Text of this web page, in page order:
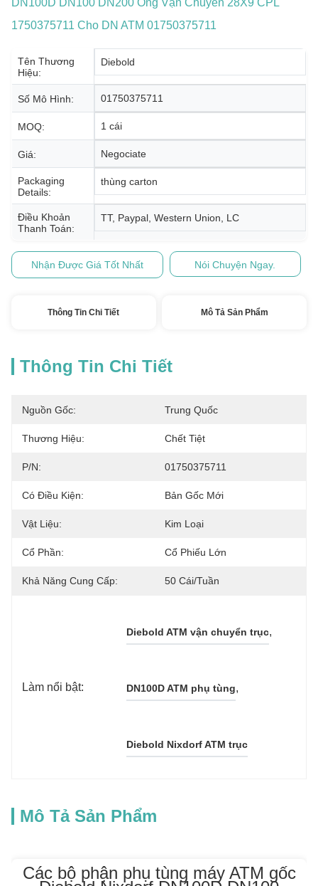
DN100D DN100 DN200 Ống Vận Chuyển 28X9 CPL
1750375711 Cho DN ATM 01750375711
Tên Thương
Hiệu:
Diebold
Số Mô Hình: 01750375711
MOQ: 1 cái
Giá: Negociate
Packaging
Details:
thùng carton
Điều Khoản
Thanh Toán:
TT, Paypal, Western Union, LC
Nhận Được Giá Tốt Nhất Nói Chuyện Ngay.
Thông Tin Chi Tiết Mô Tả Sản Phẩm
Thông Tin Chi Tiết
Nguồn Gốc: Trung Quốc
Thương Hiệu: Chết Tiệt
P/N: 01750375711
Có Điều Kiện: Bản Gốc Mới
Vật Liệu: Kim Loại
Cổ Phần: Cổ Phiếu Lớn
Khả Năng Cung Cấp: 50 Cái/tuần
Làm nổi bật:
Diebold ATM vận chuyển trục,
DN100D ATM phụ tùng,
Diebold Nixdorf ATM trục
Mô Tả Sản Phẩm
Các bộ phận phụ tùng máy ATM gốc